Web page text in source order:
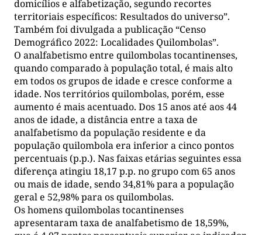
domicílios e alfabetização, segundo recortes
territoriais específicos: Resultados do universo”.
Também foi divulgada a publicação “Censo
Demográfico 2022: Localidades Quilombolas”.
O analfabetismo entre quilombolas tocantinenses,
quando comparado à população total, é mais alto
em todos os grupos de idade e cresce conforme a
idade. Nos territórios quilombolas, porém, esse
aumento é mais acentuado. Dos 15 anos até aos 44
anos de idade, a distância entre a taxa de
analfabetismo da população residente e da
população quilombola era inferior a cinco pontos
percentuais (p.p.). Nas faixas etárias seguintes essa
diferença atingiu 18,17 p.p. no grupo com 65 anos
ou mais de idade, sendo 34,81% para a população
geral e 52,98% para os quilombolas.
Os homens quilombolas tocantinenses
apresentaram taxa de analfabetismo de 18,59%,